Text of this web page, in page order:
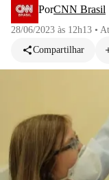
PorCNN Brasil
28/06/2023 às 12h13 •
Compartilhar